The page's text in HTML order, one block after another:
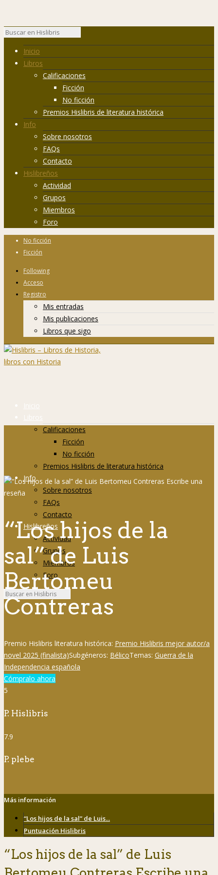
Inicio
Libros
Calificaciones
Ficción
No ficción
Premios Hislibris de literatura histórica
Info
Sobre nosotros
FAQs
Contacto
Hislibreños
Actividad
Grupos
Miembros
Foro
No ficción
Ficción
Following
Acceso
Registro
Mis entradas
Mis publicaciones
Libros que sigo
Inicio
Libros
Calificaciones
Ficción
No ficción
Premios Hislibris de literatura histórica
Info
Sobre nosotros
FAQs
Contacto
Hislibreños
Actividad
Grupos
Miembros
Foro
“Los hijos de la
sal” de Luis
Bertomeu
Contreras
Premio Hislibris literatura histórica: Premio Hislibris mejor autor/a
novel 2025 (finalista)Subgéneros: BélicoTemas: Guerra de la
Independencia española
Cómpralo ahora
5
P. Hislibris
7.9
P. plebe
Más información
“Los hijos de la sal” de Luis...
Puntuación Hislibris
“Los hijos de la sal” de Luis